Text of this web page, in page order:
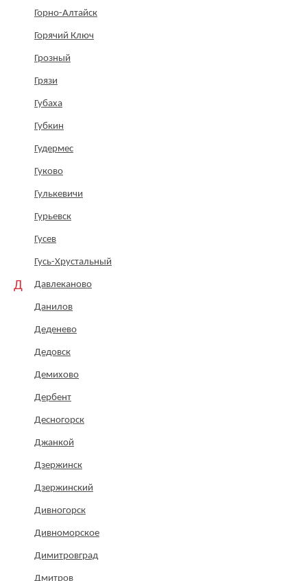
Горно-Алтайск
Горячий Ключ
Грозный
Грязи
Губаха
Губкин
Гудермес
Гуково
Гулькевичи
Гурьевск
Гусев
Гусь-Хрустальный
Д Давлеканово
Данилов
Деденево
Дедовск
Демихово
Дербент
Десногорск
Джанкой
Дзержинск
Дзержинский
Дивногорск
Дивноморское
Димитровград
Дмитров